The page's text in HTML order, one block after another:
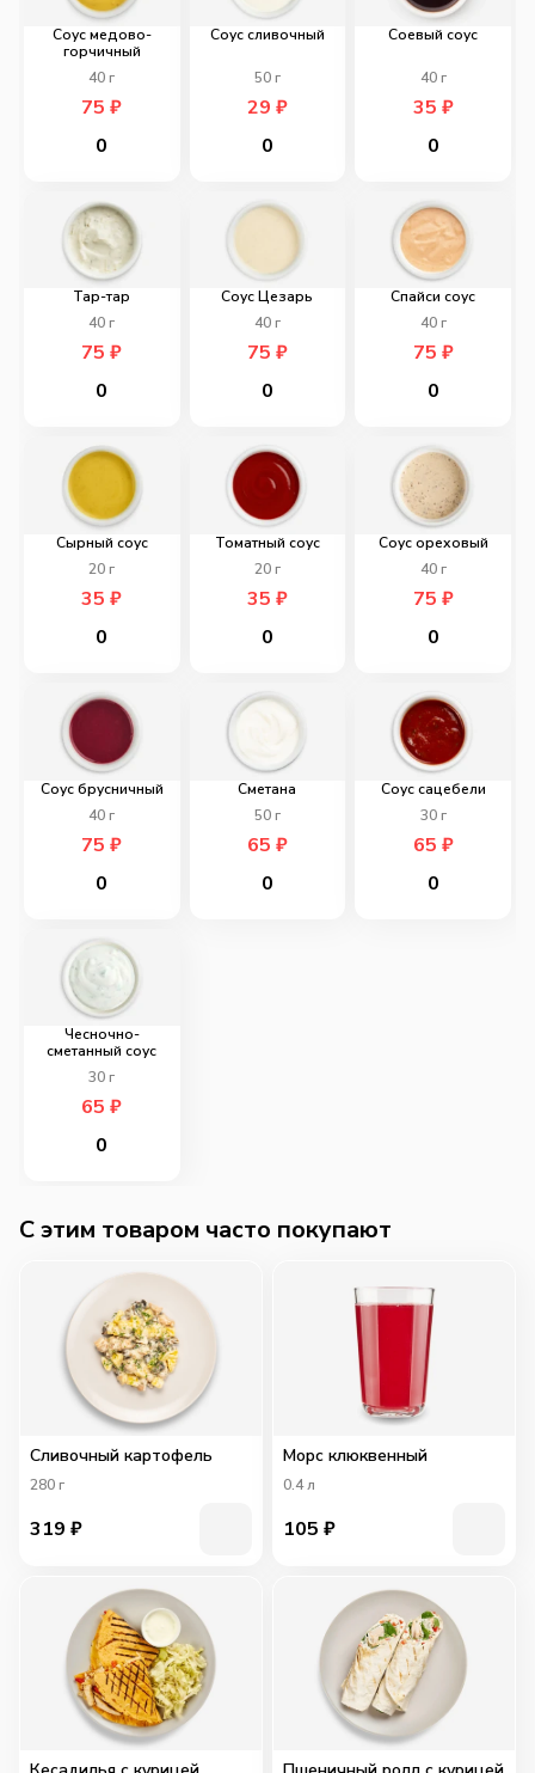
Соус медово-
горчичный
40г
75₽
0
Соус сливочный
50г
29 ₽
0
Соевый соус
40г
35 ₽
0
Тар-тар
40г
75₽
0
Соус Цезарь
40г
75 ₽
0
Спайси соус
40г
75 ₽
0
Сырный соус
20г
35₽
0
Томатный соус
20г
35 ₽
0
Соус ореховый
40г
75 ₽
0
Соус брусничный
40г
75₽
0
Сметана
50г
65 ₽
0
Соус сацебели
30г
65 ₽
0
Чесночно-
сметанный соус
30г
65₽
0
C этим товаром часто покупают
Сливочный картофель
280г
319 ₽
Морс клюквенный
0.4л
105 ₽